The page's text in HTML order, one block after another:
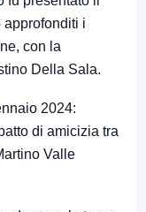
approfonditi i
con la
Della Sala.
2024:
di amicizia tra
Valle